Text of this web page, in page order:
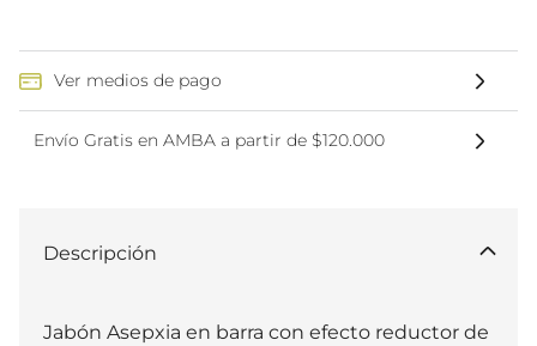
Ver medios de pago
Envío Gratis en AMBA a partir de $120.000
Descripción
Jabón Asepxia en barra con efecto reductor de